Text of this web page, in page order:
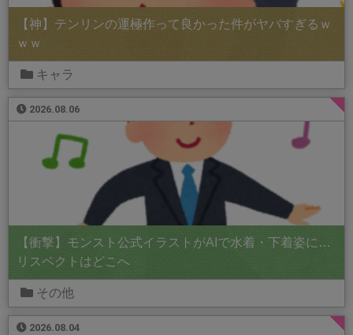
【神】テンリンの運極作って良かった件がヤバすぎるｗ
ｗｗ
キャラ
2026.08.06
【衝撃】モンスト公式イラストがAIで水着・下着姿に…
リスペクトはどこへ
その他
2026.08.04